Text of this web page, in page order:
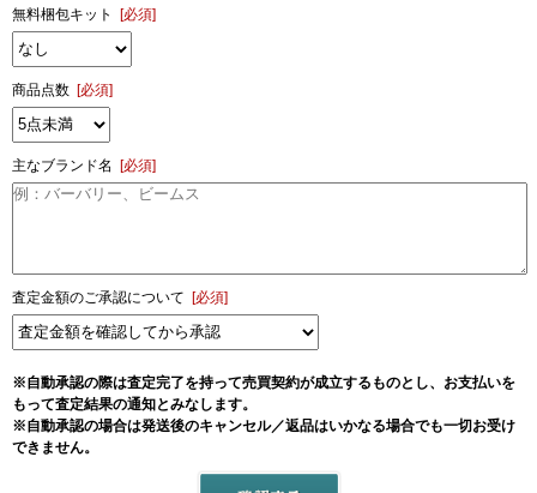
無料梱包キット [必須]
商品点数 [必須]
主なブランド名 [必須]
査定金額のご承認について [必須]
※自動承認の際は査定完了を持って売買契約が成立するものとし、お支払いを
もって査定結果の通知とみなします。
※自動承認の場合は発送後のキャンセル／返品はいかなる場合でも一切お受け
できません。